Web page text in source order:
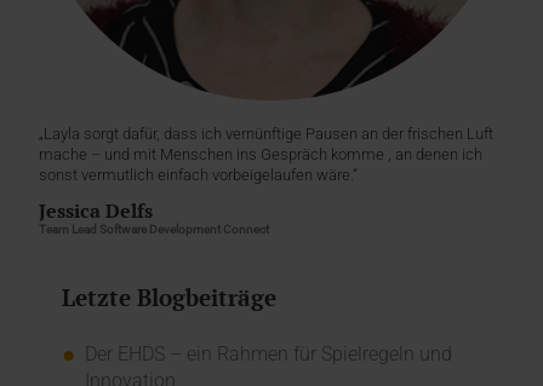
„Layla sorgt dafür, dass ich vernünftige Pausen an der frischen Luft
mache – und mit Menschen ins Gespräch komme , an denen ich
sonst vermutlich einfach vorbeigelaufen wäre.“
Jessica Delfs
Team Lead Software Development Connect
Letzte Blogbeiträge
Der EHDS – ein Rahmen für Spielregeln und
Innovation